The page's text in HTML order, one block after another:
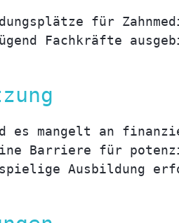
für
Fachkräfte
es mangelt an
Barriere für
Ausbildung